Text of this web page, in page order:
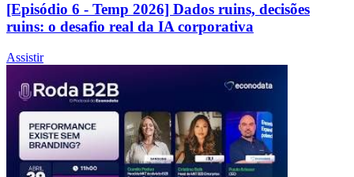
[Episódio 6 - Temp 2026] Dados ruins, decisões
ruins: o desafio real da IA corporativa
Assistir